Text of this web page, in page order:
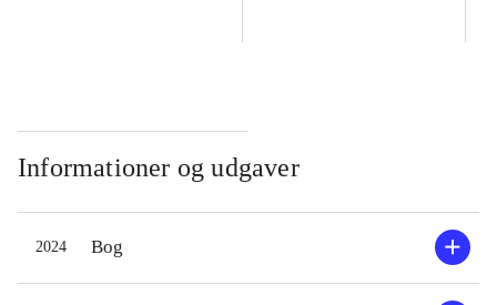
Informationer og udgaver
2024 Bog